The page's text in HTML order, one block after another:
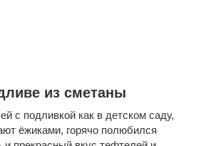
из сметаны
с подливкой как в детском саду,
ёжиками, горячо полюбился